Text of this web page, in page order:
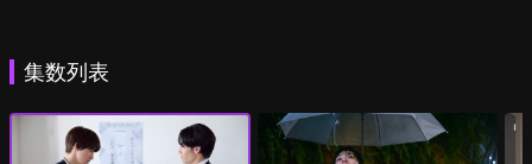
集数列表